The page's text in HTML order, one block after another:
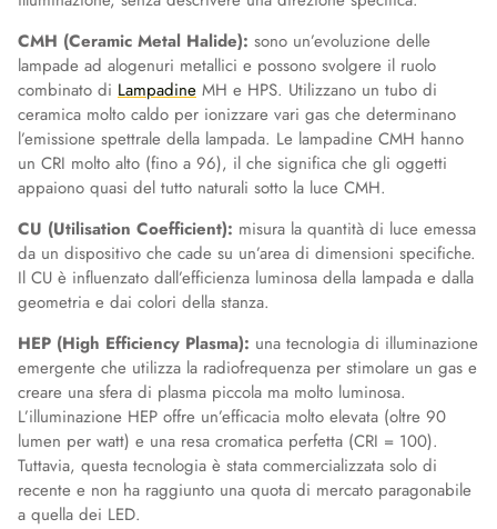
CMH (Ceramic Metal Halide): sono un’evoluzione delle
lampade ad alogenuri metallici e possono svolgere il ruolo
combinato di Lampadine MH e HPS. Utilizzano un tubo di
ceramica molto caldo per ionizzare vari gas che determinano
l’emissione spettrale della lampada. Le lampadine CMH hanno
un CRI molto alto (fino a 96), il che significa che gli oggetti
appaiono quasi del tutto naturali sotto la luce CMH.
CU (Utilisation Coefficient): misura la quantità di luce emessa
da un dispositivo che cade su un’area di dimensioni specifiche.
Il CU è influenzato dall’efficienza luminosa della lampada e dalla
geometria e dai colori della stanza.
HEP (High Efficiency Plasma): una tecnologia di illuminazione
emergente che utilizza la radiofrequenza per stimolare un gas e
creare una sfera di plasma piccola ma molto luminosa.
L’illuminazione HEP offre un’efficacia molto elevata (oltre 90
lumen per watt) e una resa cromatica perfetta (CRI = 100).
Tuttavia, questa tecnologia è stata commercializzata solo di
recente e non ha raggiunto una quota di mercato paragonabile
a quella dei LED.